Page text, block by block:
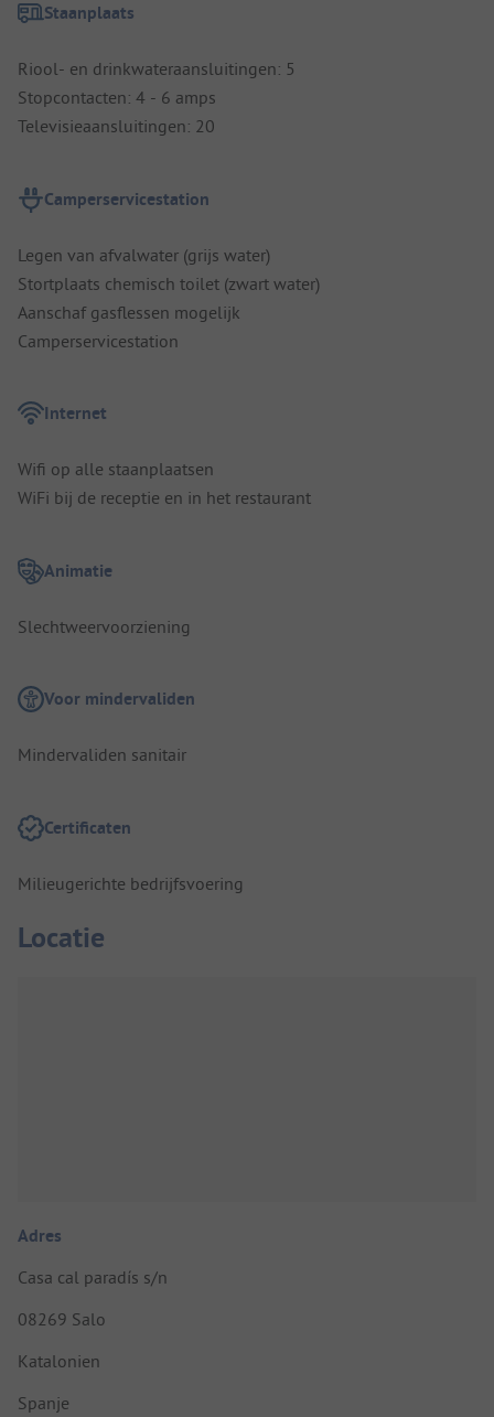
Staanplaats
Riool- en drinkwateraansluitingen: 5
Stopcontacten: 4 - 6 amps
Televisieaansluitingen: 20
Camperservicestation
Legen van afvalwater (grijs water)
Stortplaats chemisch toilet (zwart water)
Aanschaf gasflessen mogelijk
Camperservicestation
Internet
Wifi op alle staanplaatsen
WiFi bij de receptie en in het restaurant
Animatie
Slechtweervoorziening
Voor mindervaliden
Mindervaliden sanitair
Certificaten
Milieugerichte bedrijfsvoering
Locatie
Adres
Casa cal paradís s/n
08269 Salo
Katalonien
Spanje